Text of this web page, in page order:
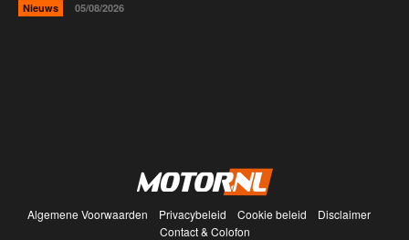
Nieuws 05/08/2026
Algemene Voorwaarden Privacybeleid Cookie beleid
Disclaimer
Contact & Colofon